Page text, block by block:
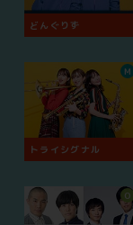
どんぐりず
トライシグナル
M
O